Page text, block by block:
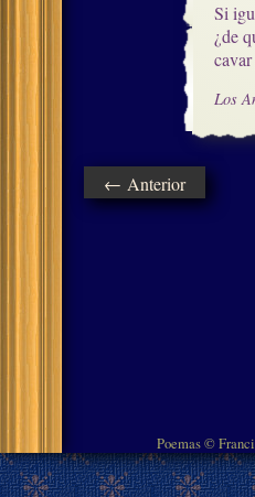
Si
¿de
Los
← Anterior
Poemas ©